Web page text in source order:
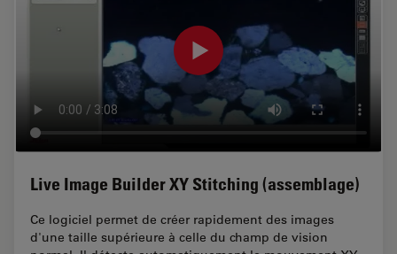
Live Image Builder XY Stitching (assemblage)
Ce logiciel permet de créer rapidement des images
d'une taille supérieure à celle du champ de vision